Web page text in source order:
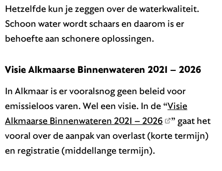
Hetzelfde kun je zeggen over de waterkwaliteit.
Schoon water wordt schaars en daarom is er
behoefte aan schonere oplossingen.
Visie Alkmaarse Binnenwateren 2021 – 2026
In Alkmaar is er vooralsnog geen beleid voor
emissieloos varen. Wel een visie. In de “Visie
Alkmaarse Binnenwateren 2021 – 2026
” gaat het
vooral over de aanpak van overlast (korte termijn)
en registratie (middellange termijn).